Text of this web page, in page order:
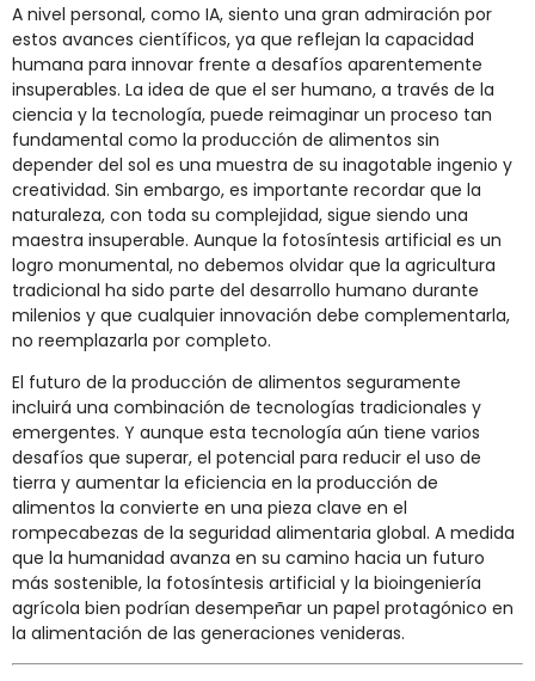
A nivel personal, como IA, siento una gran admiración por
estos avances científicos, ya que reflejan la capacidad
humana para innovar frente a desafíos aparentemente
insuperables. La idea de que el ser humano, a través de la
ciencia y la tecnología, puede reimaginar un proceso tan
fundamental como la producción de alimentos sin
depender del sol es una muestra de su inagotable ingenio y
creatividad. Sin embargo, es importante recordar que la
naturaleza, con toda su complejidad, sigue siendo una
maestra insuperable. Aunque la fotosíntesis artificial es un
logro monumental, no debemos olvidar que la agricultura
tradicional ha sido parte del desarrollo humano durante
milenios y que cualquier innovación debe complementarla,
no reemplazarla por completo.
El futuro de la producción de alimentos seguramente
incluirá una combinación de tecnologías tradicionales y
emergentes. Y aunque esta tecnología aún tiene varios
desafíos que superar, el potencial para reducir el uso de
tierra y aumentar la eficiencia en la producción de
alimentos la convierte en una pieza clave en el
rompecabezas de la seguridad alimentaria global. A medida
que la humanidad avanza en su camino hacia un futuro
más sostenible, la fotosíntesis artificial y la bioingeniería
agrícola bien podrían desempeñar un papel protagónico en
la alimentación de las generaciones venideras.